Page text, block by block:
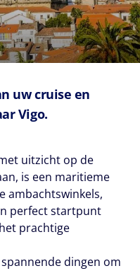
uw cruise en
Vigo.
uitzicht op de
is een maritieme
ambachtswinkels,
perfect startpunt
prachtige
dingen om